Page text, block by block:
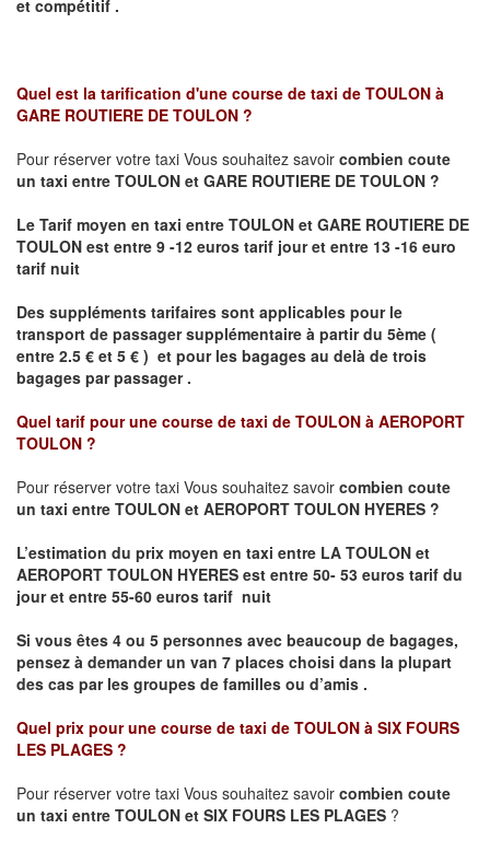
et compétitif .
Quel est la tarification d'une course de taxi de TOULON à
GARE ROUTIERE DE TOULON ?
Pour réserver votre taxi Vous souhaitez savoir combien coute
un taxi entre TOULON et GARE ROUTIERE DE TOULON ?
Le Tarif moyen en taxi entre TOULON et GARE ROUTIERE DE
TOULON est entre 9 -12 euros tarif jour et entre 13 -16 euro
tarif nuit
Des suppléments tarifaires sont applicables pour le
transport de passager supplémentaire à partir du 5ème (
entre 2.5 € et 5 € ) et pour les bagages au delà de trois
bagages par passager .
Quel tarif pour une course de taxi de TOULON à AEROPORT
TOULON ?
Pour réserver votre taxi Vous souhaitez savoir combien coute
un taxi entre TOULON et AEROPORT TOULON HYERES ?
L’estimation du prix moyen en taxi entre LA TOULON et
AEROPORT TOULON HYERES est entre 50- 53 euros tarif du
jour et entre 55-60 euros tarif nuit
Si vous êtes 4 ou 5 personnes avec beaucoup de bagages,
pensez à demander un van 7 places choisi dans la plupart
des cas par les groupes de familles ou d’amis .
Quel prix pour une course de taxi de TOULON à SIX FOURS
LES PLAGES ?
Pour réserver votre taxi Vous souhaitez savoir combien coute
un taxi entre TOULON et SIX FOURS LES PLAGES ?